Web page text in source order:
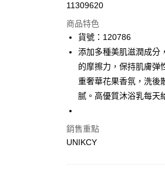
超商取貨付款
LINE Pay
Apple Pay
街口支付
Google Pay
11309620
商品特色
貨號：120786
添加多種美肌滋潤成分
的摩擦力，保持肌膚弹
重奢華花果香氛，洗後
腻。高優質沐浴乳每天
銷售重點
UNIKCY